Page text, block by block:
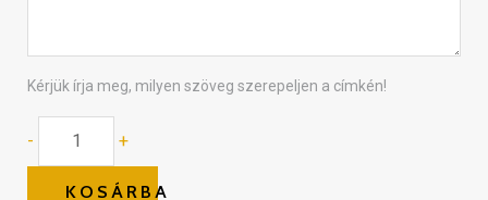
Kérjük írja meg, milyen szöveg szerepeljen a címkén!
- +
KOSÁRBA